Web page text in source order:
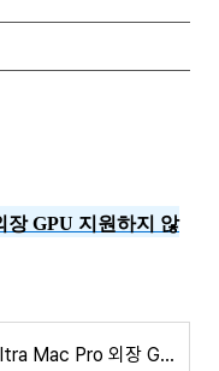
장 GPU 지원하지 않
Apple Silicon M2 Ultra Mac Pro 외장 GPU 지원하지 않는 이유는? 무엇인가